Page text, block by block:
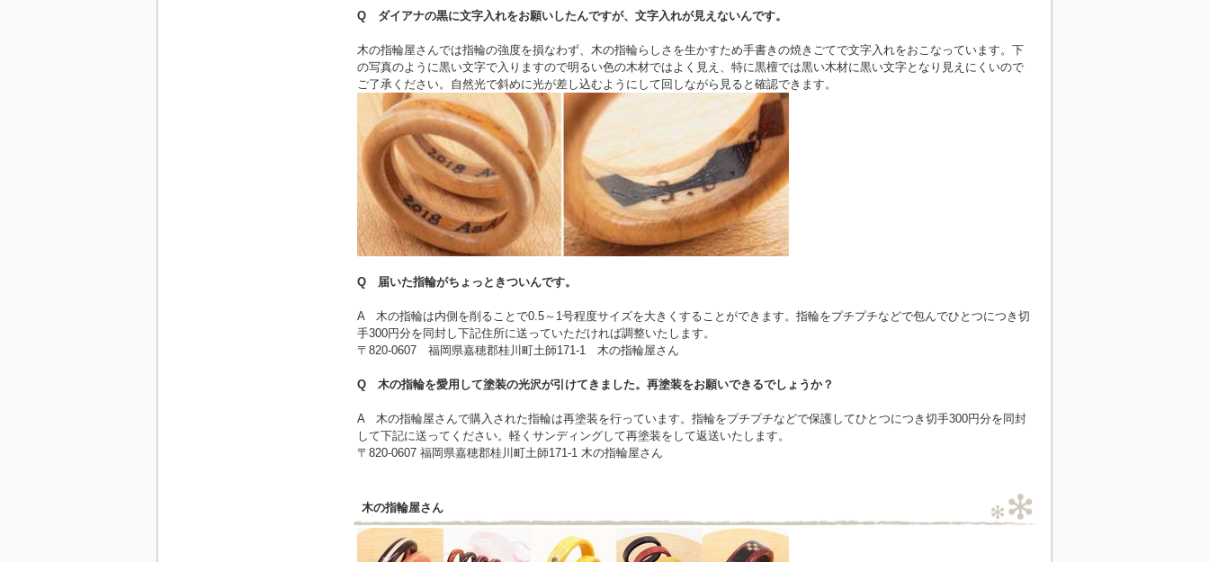
Q ダイアナの黒に文字入れをお願いしたんですが、文字入れが見えないんです。
木の指輪屋さんでは指輪の強度を損なわず、木の指輪らしさを生かすため手書きの焼きごてで文字入れをおこなっています。下
の写真のように黒い文字で入りますので明るい色の木材ではよく見え、特に黒檀では黒い木材に黒い文字となり見えにくいので
ご了承ください。自然光で斜めに光が差し込むようにして回しながら見ると確認できます。
Q 届いた指輪がちょっときついんです。
A 木の指輪は内側を削ることで0.5～1号程度サイズを大きくすることができます。指輪をプチプチなどで包んでひとつにつき切
手300円分を同封し下記住所に送っていただければ調整いたします。
〒820-0607 福岡県嘉穂郡桂川町土師171-1 木の指輪屋さん
Q 木の指輪を愛用して塗装の光沢が引けてきました。再塗装をお願いできるでしょうか？
A 木の指輪屋さんで購入された指輪は再塗装を行っています。指輪をプチプチなどで保護してひとつにつき切手300円分を同封
して下記に送ってください。軽くサンディングして再塗装をして返送いたします。
〒820-0607 福岡県嘉穂郡桂川町土師171-1 木の指輪屋さん
木の指輪屋さん